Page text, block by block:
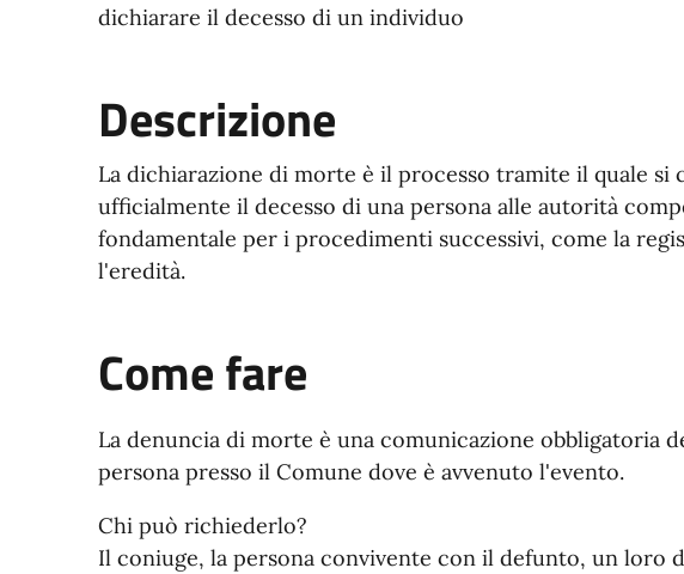
dichiarare il decesso di un individuo
Descrizione
La dichiarazione di morte è il processo tramite il quale si
ufficialmente il decesso di una persona alle autorità
fondamentale per i procedimenti successivi, come la
l'eredità.
Come fare
La denuncia di morte è una comunicazione obbligatoria
persona presso il Comune dove è avvenuto l'evento.
Chi può richiederlo?
Il coniuge, la persona convivente con il defunto, un loro